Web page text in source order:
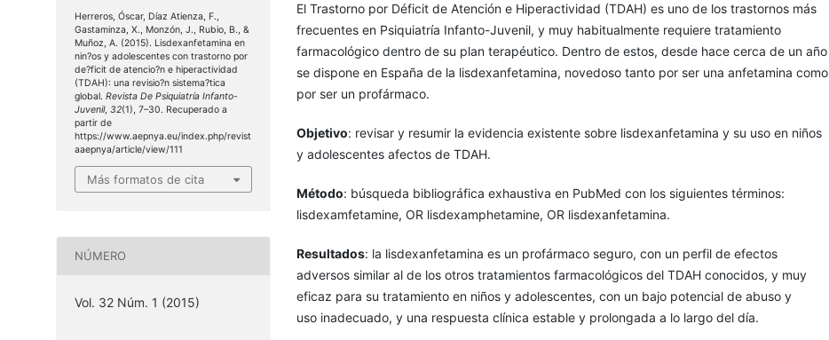
Herreros, Óscar, Díaz Atienza, F.,
Gastaminza, X., Monzón, J., Rubio, B., &
Muñoz, A. (2015). Lisdexanfetamina en
nin?os y adolescentes con trastorno por
de?ficit de atencio?n e hiperactividad
(TDAH): una revisio?n sistema?tica
global. Revista De Psiquiatría Infanto-
Juvenil, 32(1), 7–30. Recuperado a
partir de
https://www.aepnya.eu/index.php/revist
aaepnya/article/view/111
Más formatos de cita
NÚMERO
Vol. 32 Núm. 1 (2015)
El Trastorno por Déficit de Atención e Hiperactividad (TDAH) es uno de los trastornos más
frecuentes en Psiquiatría Infanto-Juvenil, y muy habitualmente requiere tratamiento
farmacológico dentro de su plan terapéutico. Dentro de estos, desde hace cerca de un año
se dispone en España de la lisdexanfetamina, novedoso tanto por ser una anfetamina como
por ser un profármaco.
Objetivo: revisar y resumir la evidencia existente sobre lisdexanfetamina y su uso en niños
y adolescentes afectos de TDAH.
Método: búsqueda bibliográfica exhaustiva en PubMed con los siguientes términos:
lisdexamfetamine, OR lisdexamphetamine, OR lisdexanfetamina.
Resultados: la lisdexanfetamina es un profármaco seguro, con un perfil de efectos
adversos similar al de los otros tratamientos farmacológicos del TDAH conocidos, y muy
eficaz para su tratamiento en niños y adolescentes, con un bajo potencial de abuso y
uso inadecuado, y una respuesta clínica estable y prolongada a lo largo del día.